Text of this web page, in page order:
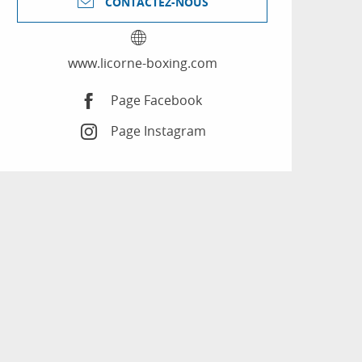
www.licorne-boxing.com
Page Facebook
Page Instagram